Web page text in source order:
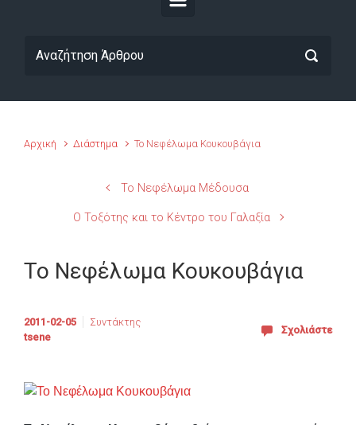
Αρχική Διάστημα Το Νεφέλωμα Κουκουβάγια
Το Νεφέλωμα Μέδουσα
Ο Τοξότης και το Κέντρο του Γαλαξία
Το Νεφέλωμα Κουκουβάγια
2011-02-05
Συντάκτης
tsene
Σχολιάστε